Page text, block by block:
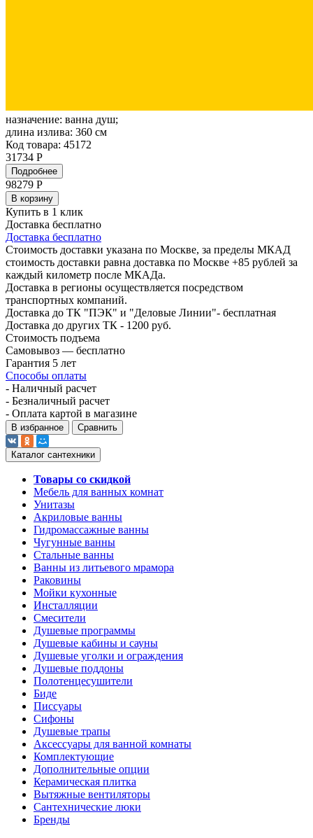
назначение: ванна душ;
длина излива: 360 см
Код товара: 45172
31734 Р
Подробнее
98279 Р
В корзину
Купить в 1 клик
Доставка бесплатно
Доставка бесплатно
Стоимость доставки указана по Москве, за пределы МКАД
стоимость доставки равна доставка по Москве +85 рублей за
каждый километр после МКАДа.
Доставка в регионы осуществляется посредством
транспортных компаний.
Доставка до ТК "ПЭК" и "Деловые Линии"- бесплатная
Доставка до других ТК - 1200 руб.
Стоимость подъема
Самовывоз — бесплатно
Гарантия 5 лет
Способы оплаты
- Наличный расчет
- Безналичный расчет
- Оплата картой в магазине
В избранное Сравнить
Каталог сантехники
Товары со скидкой
Мебель для ванных комнат
Унитазы
Акриловые ванны
Гидромассажные ванны
Чугунные ванны
Стальные ванны
Ванны из литьевого мрамора
Раковины
Мойки кухонные
Инсталляции
Смесители
Душевые программы
Душевые кабины и сауны
Душевые уголки и ограждения
Душевые поддоны
Полотенцесушители
Биде
Писсуары
Сифоны
Душевые трапы
Аксессуары для ванной комнаты
Комплектующие
Дополнительные опции
Керамическая плитка
Вытяжные вентиляторы
Сантехнические люки
Бренды